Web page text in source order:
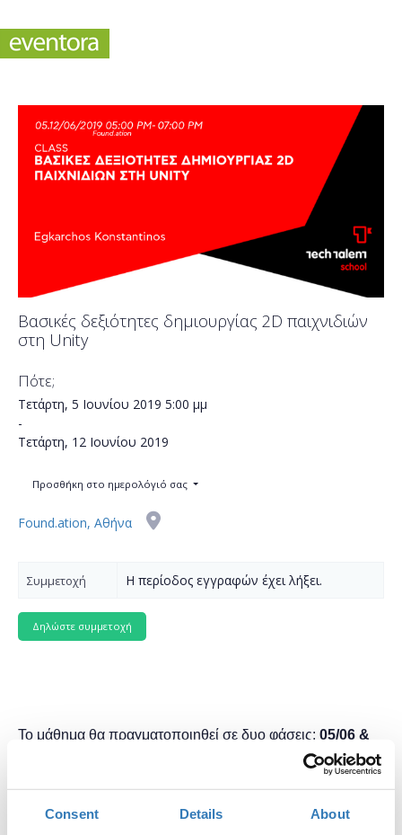
Consent Details About
Βασικές δεξιότητες δημιουργίας 2D παιχνιδιών
στη Unity
Πότε;
Τετάρτη, 5 Ιουνίου 2019 5:00 μμ
-
Τετάρτη, 12 Ιουνίου 2019
Προσθήκη στο ημερολόγιό σας
Found.ation, Αθήνα
Συμμετοχή Η περίοδος εγγραφών έχει λήξει.
Το μάθημα θα πραγματοποιηθεί σε δυο φάσεις: 05/06 &
Προαπαιτούμενα
Οι ενδιαφερόμενοι θα πρέπει να έχουν βασικές γνώσεις